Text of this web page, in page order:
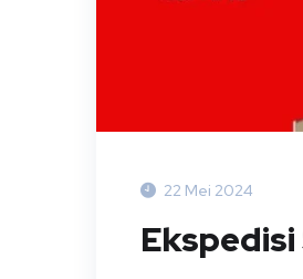
22 Mei 2024